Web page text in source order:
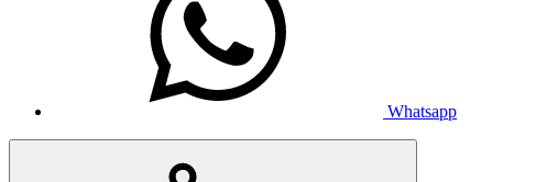
Whatsapp